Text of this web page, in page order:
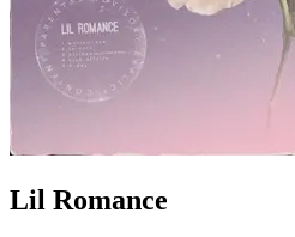
Lil Romance